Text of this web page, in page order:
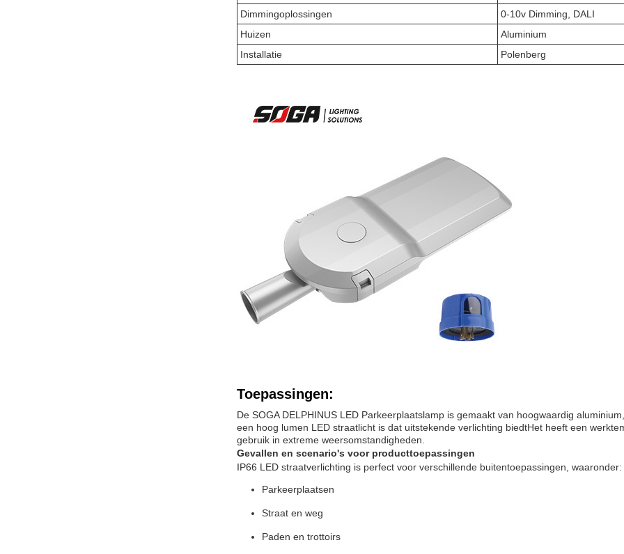
Dimmingoplossingen
0-10v Dimming, DALI
Huizen
Aluminium
Installatie
Polenberg
Toepassingen:
De SOGA DELPHINUS LED Parkeerplaatslamp is gemaakt van hoogwaardig
een hoog lumen LED straatlicht is dat uitstekende verlichting biedtHet heeft een
gebruik in extreme weersomstandigheden.
Gevallen en scenario's voor producttoepassingen
IP66 LED straatverlichting is perfect voor verschillende buitentoepassingen, waaronder:
Parkeerplaatsen
Straat en weg
Paden en trottoirs